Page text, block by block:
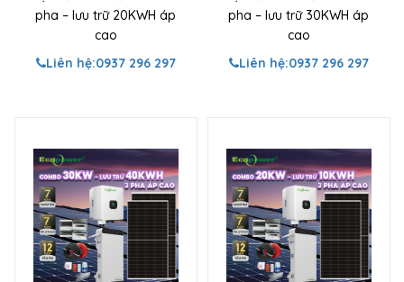
pha – lưu trữ 20KWH áp
cao
Liên hệ:0937 296 297
pha – lưu trữ 30KWH áp
cao
Liên hệ:0937 296 297